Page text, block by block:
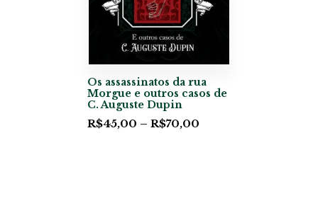
Os assassinatos da rua
Morgue e outros casos de
C. Auguste Dupin
R$45,00 – R$70,00